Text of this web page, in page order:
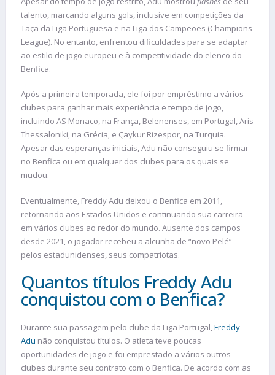
talento, marcando alguns gols, inclusive em competições da
Taça da Liga Portuguesa e na Liga dos Campeões (Champions
League). No entanto, enfrentou dificuldades para se adaptar
ao estilo de jogo europeu e à competitividade do elenco do
Benfica.
Após a primeira temporada, ele foi por empréstimo a vários
clubes para ganhar mais experiência e tempo de jogo,
incluindo AS Monaco, na França, Belenenses, em Portugal, Aris
Thessaloniki, na Grécia, e Çaykur Rizespor, na Turquia.
Apesar das esperanças iniciais, Adu não conseguiu se firmar
no Benfica ou em qualquer dos clubes para os quais se
mudou.
Eventualmente, Freddy Adu deixou o Benfica em 2011,
retornando aos Estados Unidos e continuando sua carreira
em vários clubes ao redor do mundo. Ausente dos campos
desde 2021, o jogador recebeu a alcunha de “novo Pelé”
pelos estadunidenses, seus compatriotas.
Quantos títulos Freddy Adu
conquistou com o Benfica?
Durante sua passagem pelo clube da Liga Portugal,Freddy
Adu não conquistou títulos. O atleta teve poucas
oportunidades de jogo e foi emprestado a vários outros
clubes durante seu contrato com o Benfica. De acordo com as